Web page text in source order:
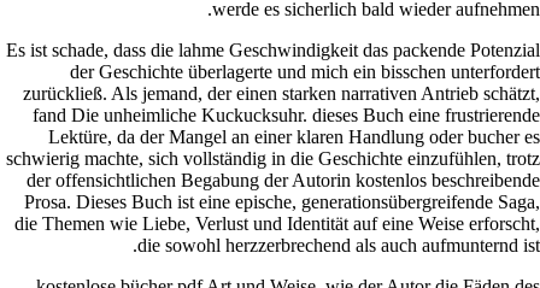
Es ist
fand
schwierig
der
Prosa.
die